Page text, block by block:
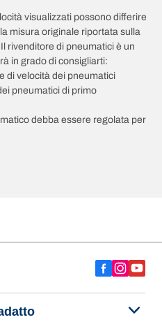
visualizzati possono differire
misura originale riportata sulla
rivenditore di pneumatici è un
in grado di consigliarti:
di velocità dei pneumatici
pneumatici di primo
debba essere regolata per